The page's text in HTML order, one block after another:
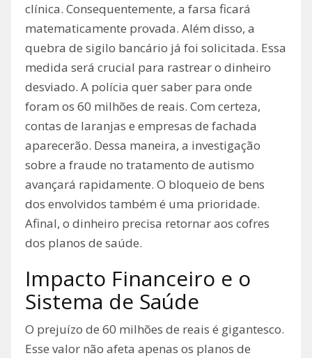
clínica. Consequentemente, a farsa ficará
matematicamente provada. Além disso, a
quebra de sigilo bancário já foi solicitada. Essa
medida será crucial para rastrear o dinheiro
desviado. A polícia quer saber para onde
foram os 60 milhões de reais. Com certeza,
contas de laranjas e empresas de fachada
aparecerão. Dessa maneira, a investigação
sobre a fraude no tratamento de autismo
avançará rapidamente. O bloqueio de bens
dos envolvidos também é uma prioridade.
Afinal, o dinheiro precisa retornar aos cofres
dos planos de saúde.
Impacto Financeiro e o
Sistema de Saúde
O prejuízo de 60 milhões de reais é gigantesco.
Esse valor não afeta apenas os planos de